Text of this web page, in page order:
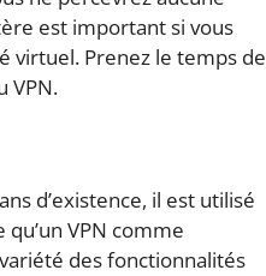
est important si vous
virtuel. Prenez le temps de
VPN.
d’existence, il est utilisé
VPN comme
des fonctionnalités